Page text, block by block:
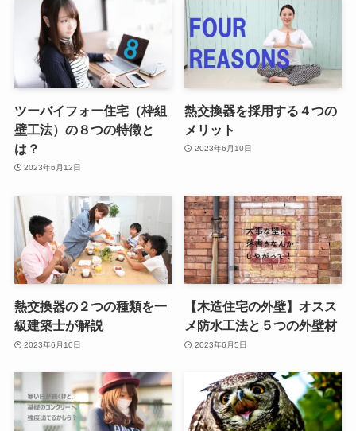
ツーバイフォー住宅（枠組
壁工法）の８つの特徴と
は？
2023年6月12日
熱交換器を採用する４つの
メリット
2023年6月10日
熱交換器の２つの種類を一
級建築士が解説
2023年6月10日
【木造住宅の外壁】オスス
メ防水工法と５つの外壁材
2023年6月5日